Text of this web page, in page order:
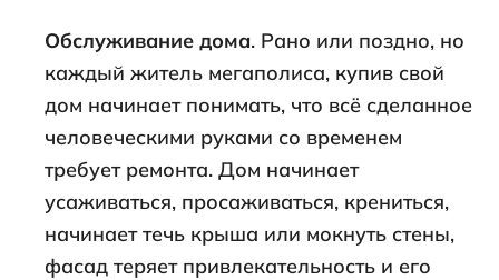
Обслуживание дома. Рано или поздно, но
каждый житель мегаполиса, купив свой
дом начинает понимать, что всё сделанное
человеческими руками со временем
требует ремонта. Дом начинает
усаживаться, просаживаться, крениться,
начинает течь крыша или мокнуть стены,
фасад теряет привлекательность и его